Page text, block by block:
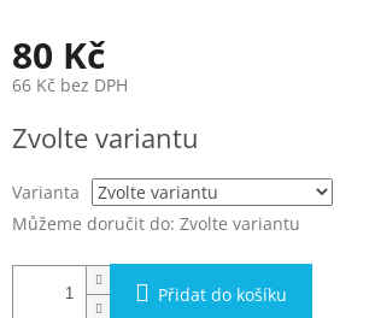
80 Kč
66 Kč bez DPH
cena:
Zvolte variantu
Varianta
Můžeme doručit do: Zvolte variantu
Přidat do košíku